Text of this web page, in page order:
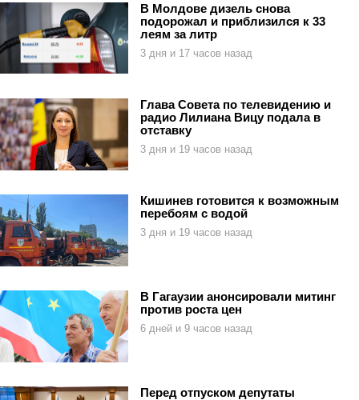
В Молдове дизель снова
подорожал и приблизился к 33
леям за литр
3 дня и 17 часов назад
Глава Совета по телевидению и
радио Лилиана Вицу подала в
отставку
3 дня и 19 часов назад
Кишинев готовится к возможным
перебоям с водой
3 дня и 19 часов назад
В Гагаузии анонсировали митинг
против роста цен
6 дней и 9 часов назад
Перед отпуском депутаты